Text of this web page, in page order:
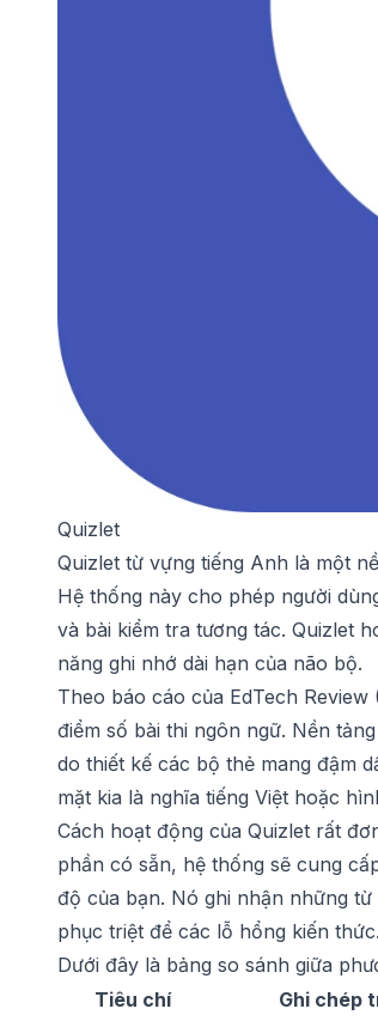
Quizlet
Quizlet từ vựng tiếng Anh là một
Hệ thống này cho phép người
và bài kiểm tra tương tác. Quizlet
năng ghi nhớ dài hạn của não bộ.
Theo báo cáo của EdTech
điểm số bài thi ngôn ngữ. Nền
do thiết kế các bộ thẻ mang đậm
mặt kia là nghĩa tiếng Việt hoặc
Cách hoạt động của Quizlet rất
phần có sẵn, hệ thống sẽ cung
độ của bạn. Nó ghi nhận những
phục triệt để các lỗ hổng kiến thức.
Dưới đây là bảng so sánh giữa
Tiêu chí
Ghi chép